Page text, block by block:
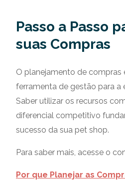
Passo a Passo
suas Compras
O planejamento de compras
ferramenta de gestão para a
Saber utilizar os recursos
diferencial competitivo
sucesso da sua pet shop.
Para saber mais, acesse o
Por que Planejar as